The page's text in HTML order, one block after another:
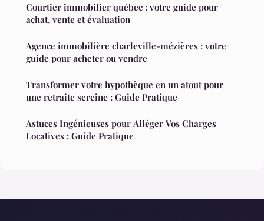
Courtier immobilier québec : votre guide pour
achat, vente et évaluation
Agence immobilière charleville-mézières : votre
guide pour acheter ou vendre
Transformer votre hypothèque en un atout pour
une retraite sereine : Guide Pratique
Astuces Ingénieuses pour Alléger Vos Charges
Locatives : Guide Pratique